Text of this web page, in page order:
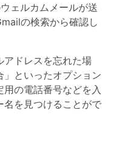
ェルカムメールが送
の検索から確認し
アドレスを忘れた場
といったオプション
の電話番号などを入
名を見つけることがで